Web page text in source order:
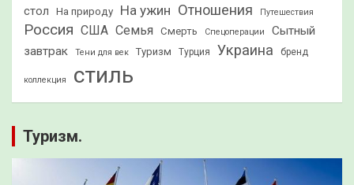
стол
На природу На ужин Отношения Путешествия
Россия США Семья Смерть Спецоперации
Сытный
завтрак
Тени для век Туризм Турция Украина бренд
коллекция стиль
Туризм.